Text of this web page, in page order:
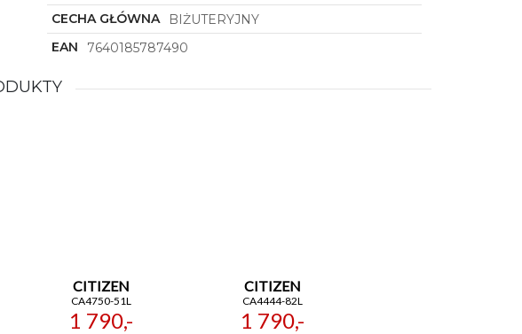
CECHA GŁÓWNA
BIŻUTERYJNY
EAN
7640185787490
CITIZEN
CA4750-51L
1 790,-
CITIZEN
CA4444-82L
1 790,-